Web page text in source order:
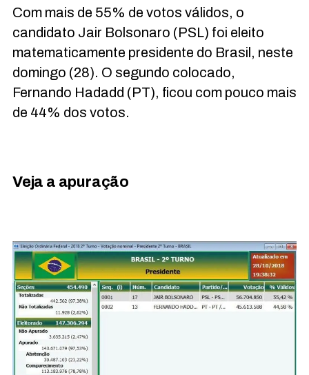
Com mais de 55% de votos válidos, o
candidato Jair Bolsonaro (PSL) foi eleito
matematicamente presidente do Brasil, neste
domingo (28). O segundo colocado,
Fernando Hadadd (PT), ficou com pouco mais
de 44% dos votos.
Veja a apuração